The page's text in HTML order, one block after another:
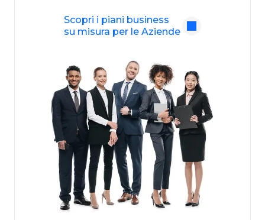
Scopri i piani business
su misura per le Aziende